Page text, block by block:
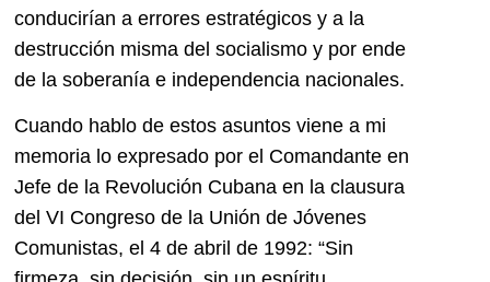
conducirían a errores estratégicos y a la
destrucción misma del socialismo y por ende
de la soberanía e independencia nacionales.
Cuando hablo de estos asuntos viene a mi
memoria lo expresado por el Comandante en
Jefe de la Revolución Cubana en la clausura
del VI Congreso de la Unión de Jóvenes
Comunistas, el 4 de abril de 1992: “Sin